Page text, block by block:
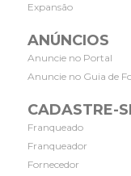
Expansão
ANÚNCIOS
Anuncie no Portal
Anuncie no Guia de
CADASTRE-
Franqueado
Franqueador
Fornecedor